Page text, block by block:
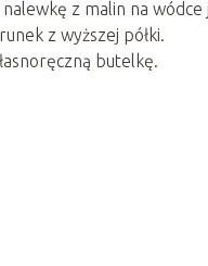
z malin na wódce
z wyższej półki.
butelkę.